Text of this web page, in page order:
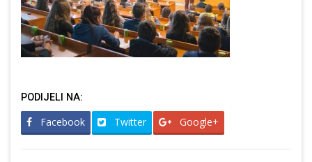
PODIJELI NA:
Facebook Twitter Google+